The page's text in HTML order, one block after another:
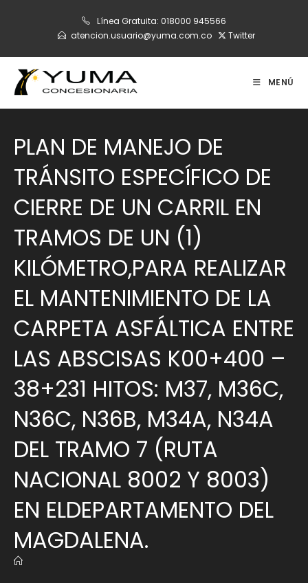
Línea Gratuita: 018000 945566
atencion.usuario@yuma.com.co
Twitter
MENÚ
PLAN DE MANEJO DE
TRÁNSITO ESPECÍFICO DE
CIERRE DE UN CARRIL EN
TRAMOS DE UN (1)
KILÓMETRO,PARA REALIZAR
EL MANTENIMIENTO DE LA
CARPETA ASFÁLTICA ENTRE
LAS ABSCISAS K00+400 –
38+231 HITOS: M37, M36C,
N36C, N36B, M34A, N34A
DEL TRAMO 7 (RUTA
NACIONAL 8002 Y 8003)
EN ELDEPARTAMENTO DEL
MAGDALENA.